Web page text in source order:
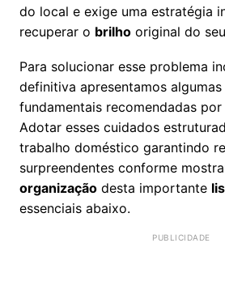
do local e exige uma estratégia
recuperar o brilho original do seu
Para solucionar esse problema
definitiva apresentamos algumas
fundamentais recomendadas por
Adotar esses cuidados
trabalho doméstico garantindo
surpreendentes conforme
organização desta importante
essenciais abaixo.